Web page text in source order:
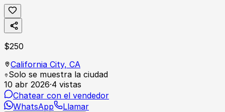
$250
California City, CA
Solo se muestra la ciudad
10 abr 2026·4 vistas
Chatear con el vendedor
WhatsApp
Llamar